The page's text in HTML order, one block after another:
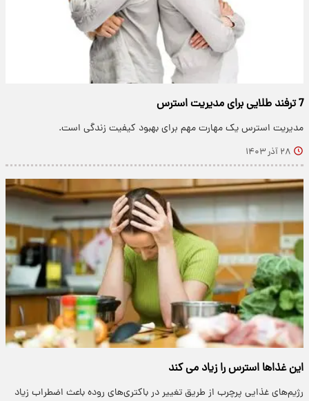
7 ترفند طلایی برای مدیریت استرس
مدیریت استرس یک مهارت مهم برای بهبود کیفیت زندگی است.
۲۸ آذر ۱۴۰۳
این غذاها استرس را زیاد می کند
رژیم‌های غذایی پرچرب از طریق تغییر در باکتری‌های روده باعث اضطراب زیاد